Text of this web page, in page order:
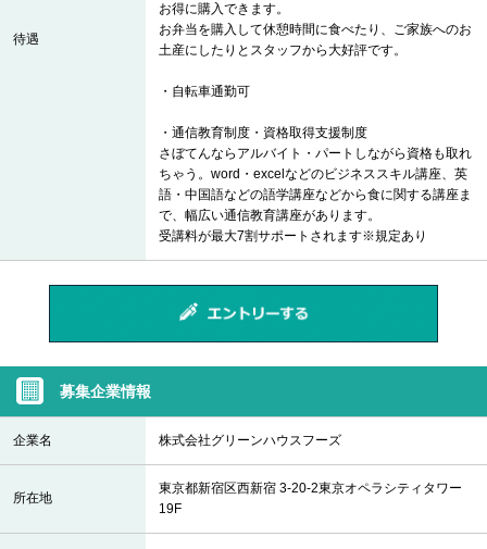
待遇
お得に購入できます。
お弁当を購入して休憩時間に食べたり、ご家族へのお
土産にしたりとスタッフから大好評です。
・自転車通勤可
・通信教育制度・資格取得支援制度
さぼてんならアルバイト・パートしながら資格も取れ
ちゃう。word・excelなどのビジネススキル講座、英
語・中国語などの語学講座などから食に関する講座ま
で、幅広い通信教育講座があります。
受講料が最大7割サポートされます※規定あり
募集企業情報
企業名 株式会社グリーンハウスフーズ
所在地
東京都新宿区西新宿 3-20-2東京オペラシティタワー
19F